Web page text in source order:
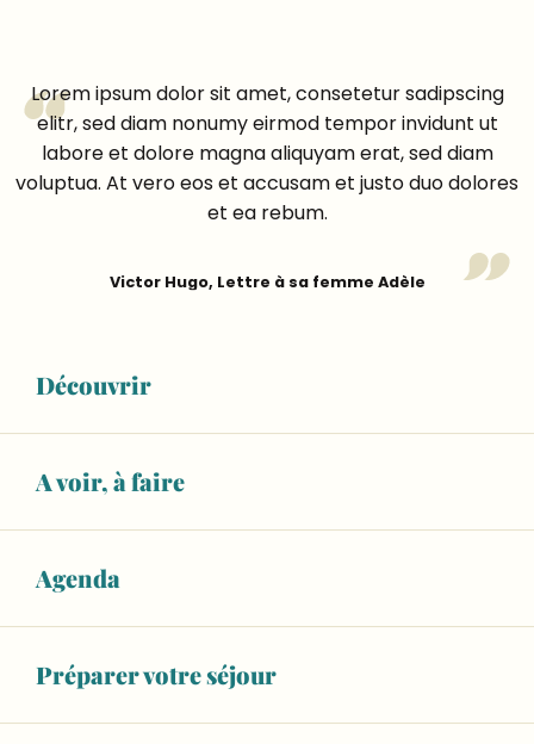
Découvrir
A voir, à faire
Agenda
Préparer votre séjour
Lorem ipsum dolor sit amet, consetetur sadipscing
elitr, sed diam nonumy eirmod tempor invidunt ut
labore et dolore magna aliquyam erat, sed diam
voluptua. At vero eos et accusam et justo duo dolores
et ea rebum.
Victor Hugo, Lettre à sa femme Adèle
Un peu d’histoire !
Lorem ipsum dolor sit amet, consetetur sadipscing
elitr,sed diam nonumy eirmod tempor invidunt
ut labore et dolore magna aliquyam erat, sed diam
dolores et ea rebum. Stet clita kasd gubergren, no
sea takimata sanctus est Lorem ipsum dolor sit
elitr, sed diam nonumy eirmod tempor invidunt ut